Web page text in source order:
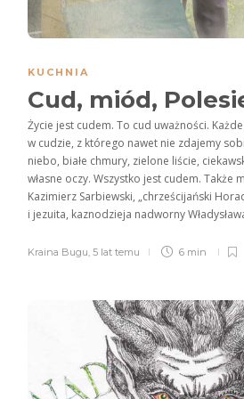
KUCHNIA
Cud, miód,
Życie jest cudem. To cud uważności.
w cudzie, z którego nawet nie zdajemy
niebo, białe chmury, zielone liście,
własne oczy. Wszystko jest cudem. Także
Kazimierz Sarbiewski, „chrześcijański
i jezuita, kaznodzieja nadworny
Kraina Bugu, 5 lat temu 6 min